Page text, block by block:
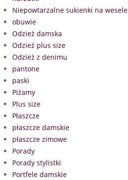
Niepowtarzalne sukienki na wesele
obuwie
Odzież damska
Odzież plus size
Odzież z denimu
pantone
paski
Piżamy
Plus size
Płaszcze
płaszcze damskie
płaszcze zimowe
Porady
Porady stylistki
Portfele damskie